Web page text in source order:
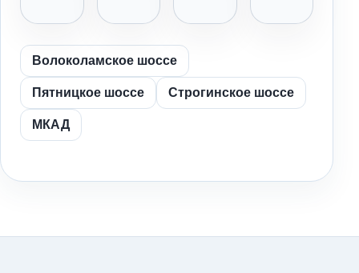
Волоколамское шоссе
Пятницкое шоссе Строгинское шоссе
МКАД